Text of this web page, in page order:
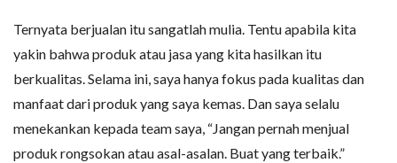
Ternyata berjualan itu sangatlah mulia. Tentu apabila kita
yakin bahwa produk atau jasa yang kita hasilkan itu
berkualitas. Selama ini, saya hanya fokus pada kualitas dan
manfaat dari produk yang saya kemas. Dan saya selalu
menekankan kepada team saya, “Jangan pernah menjual
produk rongsokan atau asal-asalan. Buat yang terbaik.”